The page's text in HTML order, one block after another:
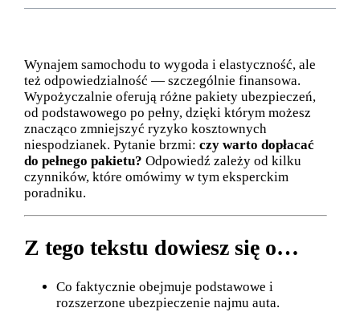
Wynajem samochodu to wygoda i elastyczność, ale
też odpowiedzialność — szczególnie finansowa.
Wypożyczalnie oferują różne pakiety ubezpieczeń,
od podstawowego po pełny, dzięki którym możesz
znacząco zmniejszyć ryzyko kosztownych
niespodzianek. Pytanie brzmi: czy warto dopłacać
do pełnego pakietu? Odpowiedź zależy od kilku
czynników, które omówimy w tym eksperckim
poradniku.
Z tego tekstu dowiesz się o…
Co faktycznie obejmuje podstawowe i
rozszerzone ubezpieczenie najmu auta.